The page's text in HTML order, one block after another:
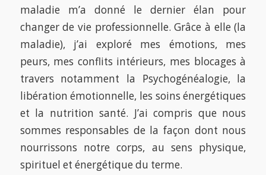
maladie m’a donné le dernier élan pour
changer de vie professionnelle. Grâce à elle (la
maladie), j’ai exploré mes émotions, mes
peurs, mes conflits intérieurs, mes blocages à
travers notamment la Psychogénéalogie, la
libération émotionnelle, les soins énergétiques
et la nutrition santé. J’ai compris que nous
sommes responsables de la façon dont nous
nourrissons notre corps, au sens physique,
spirituel et énergétique du terme.